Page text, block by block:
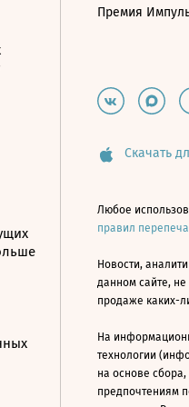
Премия
Скачать
Любое
правил
Новости,
данном сайте,
продаже каких-
На
технологии
на основе
предпочтениям